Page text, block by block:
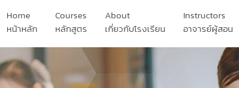
Home
หน้าหลัก
Courses
หลักสูตร
About
เกี่ยวกับโรงเรียน
เรื่องราวของเรา
Instructors
อาจารย์ผู้สอน